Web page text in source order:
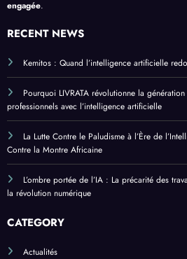
engagée.
RECENT NEWS
Kemitos : Quand l’intelligence artificielle
Pourquoi LIVRATA révolutionne la
professionnels avec l’intelligence artificielle
La Lutte Contre le Paludisme à l’Ère de
Contre la Montre Africaine
L’ombre portée de l’IA : La précarité des
la révolution numérique
CATEGORY
Actualités